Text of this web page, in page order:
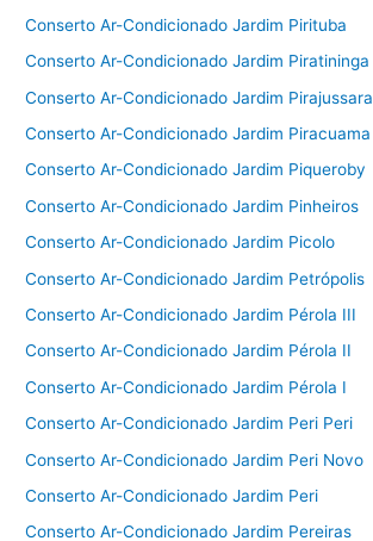
Conserto Ar-Condicionado Jardim Pirituba
Conserto Ar-Condicionado Jardim Piratininga
Conserto Ar-Condicionado Jardim Pirajussara
Conserto Ar-Condicionado Jardim Piracuama
Conserto Ar-Condicionado Jardim Piqueroby
Conserto Ar-Condicionado Jardim Pinheiros
Conserto Ar-Condicionado Jardim Picolo
Conserto Ar-Condicionado Jardim Petrópolis
Conserto Ar-Condicionado Jardim Pérola III
Conserto Ar-Condicionado Jardim Pérola II
Conserto Ar-Condicionado Jardim Pérola I
Conserto Ar-Condicionado Jardim Peri Peri
Conserto Ar-Condicionado Jardim Peri Novo
Conserto Ar-Condicionado Jardim Peri
Conserto Ar-Condicionado Jardim Pereiras